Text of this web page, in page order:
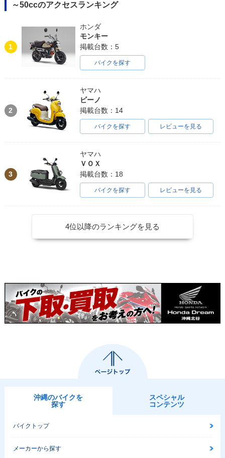
～50ccのアクセスランキング
1
ホンダ
モンキー
掲載台数：5
バイクを探す
2
ヤマハ
ビーノ
掲載台数：14
バイクを探す レビューを見る
3
ヤマハ
ＶＯＸ
掲載台数：18
バイクを探す レビューを見る
4位以降のランキングを見る
沖縄のバイクを
探す
スペシャル
コンテンツ
バイクトップ
メーカーから探す